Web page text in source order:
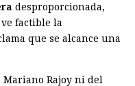
desproporcionada,
factible la
que se alcance una
Rajoy ni del